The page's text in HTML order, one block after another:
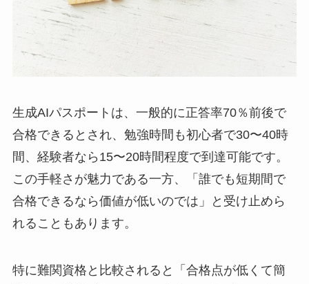
生成AIパスポートは、一般的に正答率70％前後で
合格できるとされ、勉強時間も初心者で30〜40時
間、経験者なら15〜20時間程度で到達可能です。
この手軽さが魅力である一方、「誰でも短期間で
合格できるなら価値が低いのでは」と受け止めら
れることもあります。
特に難関資格と比較されると「合格点が低くて簡